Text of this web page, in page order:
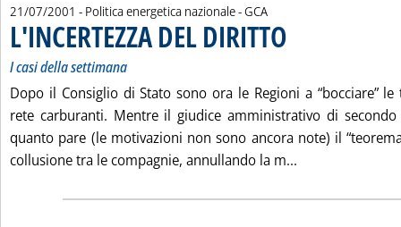
21/07/2001 - Politica energetica nazionale -di:
GCA
L'INCERTEZZA DEL DIRITTO
I casi della settimana
Dopo il Consiglio di Stato sono ora le Regioni a “bocciare”
rete carburanti. Mentre il giudice amministrativo di
quanto pare (le motivazioni non sono ancora note) il
collusione tra le compagnie, annullando la m...